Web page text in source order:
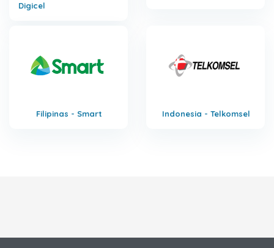
Digicel
Filipinas - Smart Indonesia - Telkomsel